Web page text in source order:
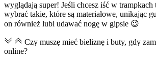
wyglądają super! Jeśli chcesz iść w trampkach
wybrać takie, które są materiałowe, unikając
on również lubi udawać nogę w gipsie 😉
Czy muszę mieć bieliznę i buty, gdy
online?